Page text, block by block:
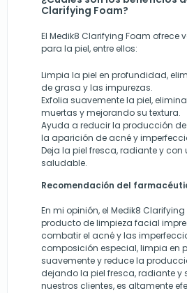
Clarifying Foam?
El Medik8 Clarifying Foam ofrece
para la piel, entre ellos:
Limpia la piel en profundidad,
de grasa y las impurezas.
Exfolia suavemente la piel,
muertas y mejorando su textura.
Ayuda a reducir la producción
la aparición de acné y
Deja la piel fresca, radiante y
saludable.
Recomendación del
En mi opinión, el Medik8
producto de limpieza facial
combatir el acné y las
composición especial, limpia en
suavemente y reduce la
dejando la piel fresca, radiante y
nuestros clientes, es altamente